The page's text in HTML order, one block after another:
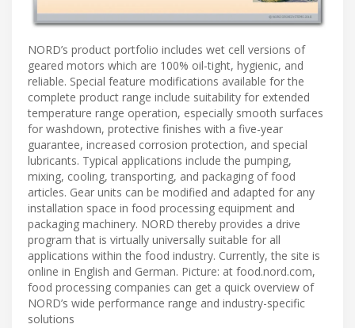
NORD’s product portfolio includes wet cell versions of
geared motors which are 100% oil-tight, hygienic, and
reliable. Special feature modifications available for the
complete product range include suitability for extended
temperature range operation, especially smooth surfaces
for washdown, protective finishes with a five-year
guarantee, increased corrosion protection, and special
lubricants. Typical applications include the pumping,
mixing, cooling, transporting, and packaging of food
articles. Gear units can be modified and adapted for any
installation space in food processing equipment and
packaging machinery. NORD thereby provides a drive
program that is virtually universally suitable for all
applications within the food industry. Currently, the site is
online in English and German. Picture: at food.nord.com,
food processing companies can get a quick overview of
NORD’s wide performance range and industry-specific
solutions